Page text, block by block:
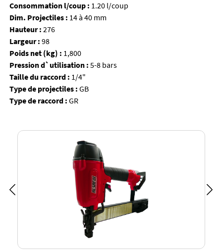
Consommation l/coup : 1.20 l/coup
Dim. Projectiles : 14 à 40 mm
Hauteur : 276
Largeur : 98
Poids net (kg) : 1,800
Pression d`utilisation : 5-8 bars
Taille du raccord : 1/4"
Type de projectiles : GB
Type de raccord : GR